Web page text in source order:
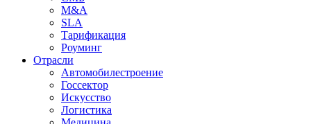
M&A
SLA
Тарификация
Роуминг
Отрасли
Автомобилестроение
Госсектор
Искусство
Логистика